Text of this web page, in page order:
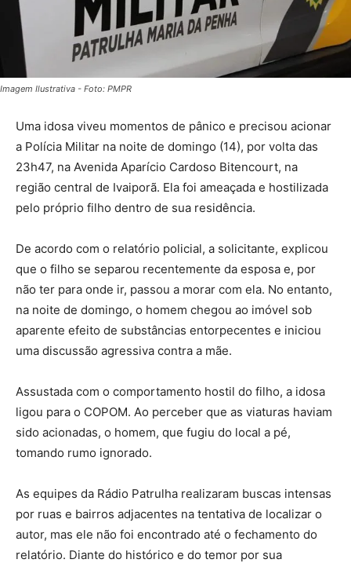
Imagem Ilustrativa - Foto: PMPR
Uma idosa viveu momentos de pânico e precisou acionar
a Polícia Militar na noite de domingo (14), por volta das
23h47, na Avenida Aparício Cardoso Bitencourt, na
região central de Ivaiporã. Ela foi ameaçada e hostilizada
pelo próprio filho dentro de sua residência.
De acordo com o relatório policial, a solicitante, explicou
que o filho se separou recentemente da esposa e, por
não ter para onde ir, passou a morar com ela. No entanto,
na noite de domingo, o homem chegou ao imóvel sob
aparente efeito de substâncias entorpecentes e iniciou
uma discussão agressiva contra a mãe.
Assustada com o comportamento hostil do filho, a idosa
ligou para o COPOM. Ao perceber que as viaturas haviam
sido acionadas, o homem, que fugiu do local a pé,
tomando rumo ignorado.
As equipes da Rádio Patrulha realizaram buscas intensas
por ruas e bairros adjacentes na tentativa de localizar o
autor, mas ele não foi encontrado até o fechamento do
relatório. Diante do histórico e do temor por sua